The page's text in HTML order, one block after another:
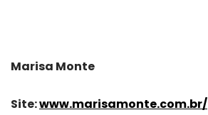
Marisa Monte
Site:www.marisamonte.com.br/